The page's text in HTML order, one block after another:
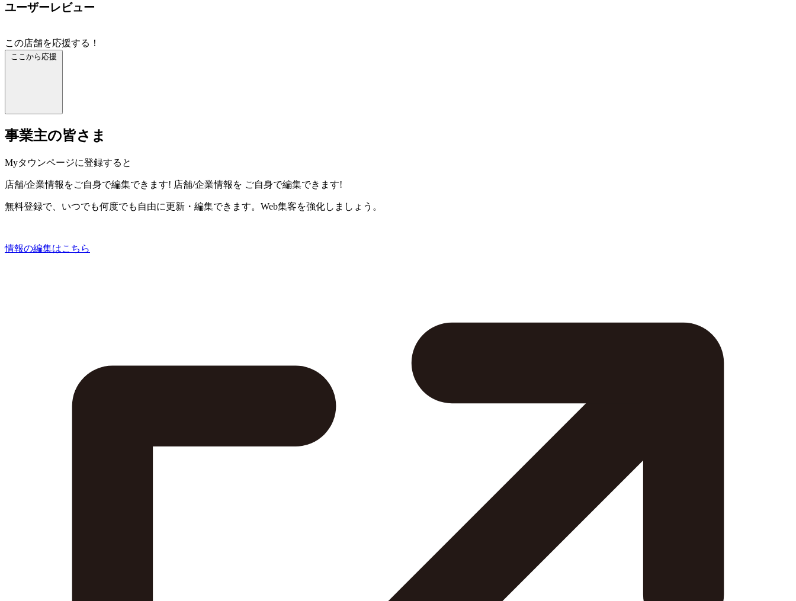
ユーザーレビュー
この店舗を応援する！
ここから応援
事業主の皆さま
Myタウンページに登録すると
店舗/企業情報をご自身で編集できます! 店舗/企業情報を ご自身で編集できます!
無料登録で、いつでも何度でも自由に更新・編集できます。Web集客を強化しましょう。
情報の編集はこちら